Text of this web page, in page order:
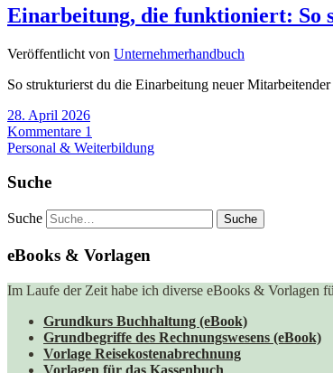
Einarbeitung, die funktioniert: So
Veröffentlicht von Unternehmerhandbuch
So strukturierst du die Einarbeitung neuer
28. April 2026
Kommentare 1
Personal & Weiterbildung
Suche
Suche
eBooks & Vorlagen
Im Laufe der Zeit habe ich diverse eBooks & Vorlagen
Grundkurs Buchhaltung (eBook)
Grundbegriffe des Rechnungswesens (eBook)
Vorlage Reisekostenabrechnung
Vorlagen für das Kassenbuch